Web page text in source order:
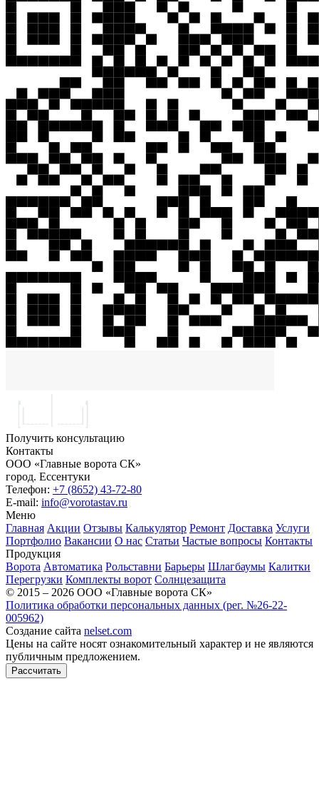
Получить консультацию
Контакты
ООО «Главные ворота СК»
город. Ессентуки
Телефон: +7 (8652) 43-72-80
E-mail: info@vorotastav.ru
Меню
Главная Акции Отзывы Калькулятор Ремонт Доставка Услуги
Портфолио Вакансии О нас Статьи Частые вопросы Контакты
Продукция
Ворота Автоматика Рольставни Барьеры Шлагбаумы Калитки
Перегрузки Комплекты ворот Солнцезащита
© 2015 – 2026 ООО «Главные ворота СК»
Политика обработки персональных данных (рег. №26-22-
005962)
Создание сайта nelset.com
Цены на сайте носят ознакомительный характер и не являются
публичным предложением.
Рассчитать